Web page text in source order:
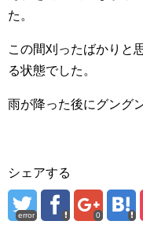
た。
この間刈ったばかりと
る状態でした。
雨が降った後にグング
シェアする
error 0